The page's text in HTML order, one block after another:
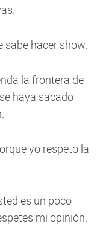
sabe hacer show.
la frontera de
haya sacado
yo respeto la
es un poco
mi opinión.